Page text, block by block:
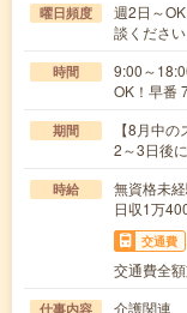
曜日頻度
週2日～
談ください
時間
9:00～
OK！早番
期間
【8月中
2～3日後
時給
無資格未
日収1万
交通費
交通費全
仕事内容
介護関連